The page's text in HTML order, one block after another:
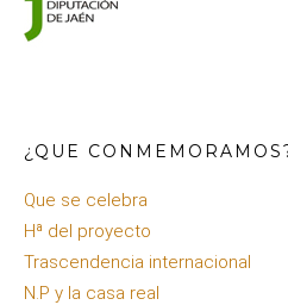
¿QUE
Que se celebra
Hª del proyecto
Trascendencia internacional
N.P y la casa real